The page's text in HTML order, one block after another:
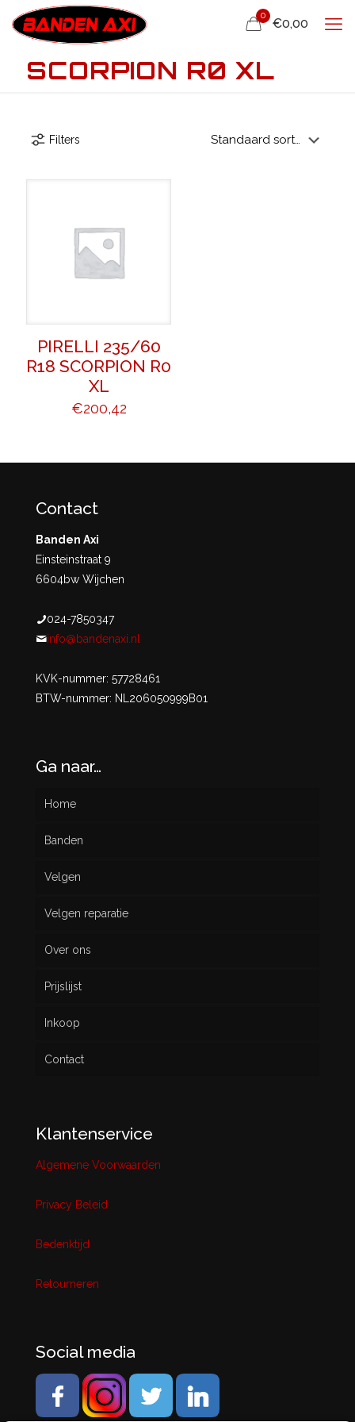
0
€0,00
SCORPION R0 XL
Filters
PIRELLI 235/60
R18 SCORPION R0
XL
€200,42
Contact
Banden Axi
Einsteinstraat 9
6604bw Wijchen
024-7850347
info@bandenaxi.nl
KVK-nummer: 57728461
BTW-nummer: NL206050999B01
Ga naar…
Home
Banden
Nieuw
Gebruikt
Velgen
Velgen reparatie
Over ons
Prijslijst
Inkoop
Contact
Klantenservice
Algemene Voorwaarden
Privacy Beleid
Bedenktijd
Retourneren
Social media